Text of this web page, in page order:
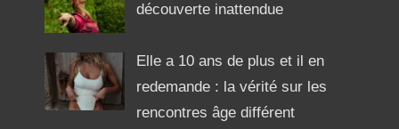
découverte inattendue
Elle a 10 ans de plus et il en
redemande : la vérité sur les
rencontres âge différent